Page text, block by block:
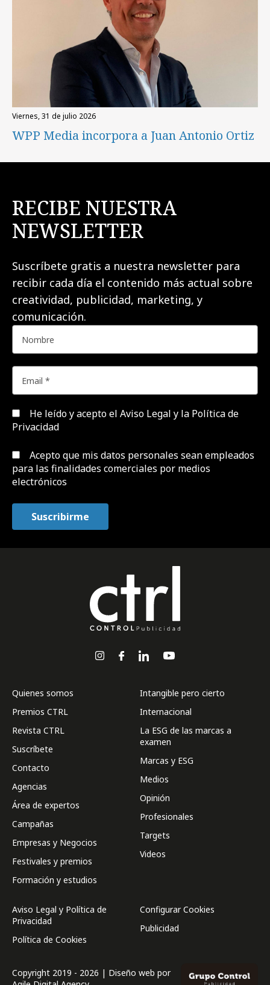
viernes, 31 de julio 2026
WPP Media incorpora a Juan Antonio Ortiz
RECIBE NUESTRA
NEWSLETTER
Suscríbete gratis a nuestra newsletter para
recibir cada día el contenido más actual sobre
creatividad, publicidad, marketing, y
comunicación.
He leído y acepto el Aviso Legal y la Política de
Privacidad
Acepto que mis datos personales sean empleados
para las finalidades comerciales por medios
electrónicos
Quienes somos
Premios CTRL
Revista CTRL
Suscríbete
Contacto
Agencias
Área de expertos
Campañas
Empresas y Negocios
Festivales y premios
Formación y estudios
Intangible pero cierto
Internacional
La ESG de las marcas a
examen
Marcas y ESG
Medios
Opinión
Profesionales
Targets
Videos
Aviso Legal y Política de
Privacidad
Política de Cookies
Configurar Cookies
Publicidad
Copyright 2019 - 2026 | Diseño web por